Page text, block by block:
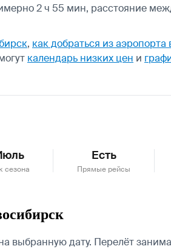
2 ч 55 мин, расстояние
, как добраться из аэропорта
календарь низких цен и
сезона
Есть
Прямые рейсы
дату. Перелёт